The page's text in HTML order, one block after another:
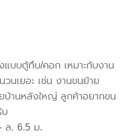
บบตู้ทึบ/คอก เหมาะกับงาน
นเยอะ เช่น งานขนย้าย
านหลังใหญ่ ลูกค้าอยากขน
ล. 6.5 ม.